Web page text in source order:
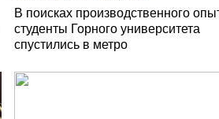
В поисках производственного
студенты Горного университета
спустились в метро